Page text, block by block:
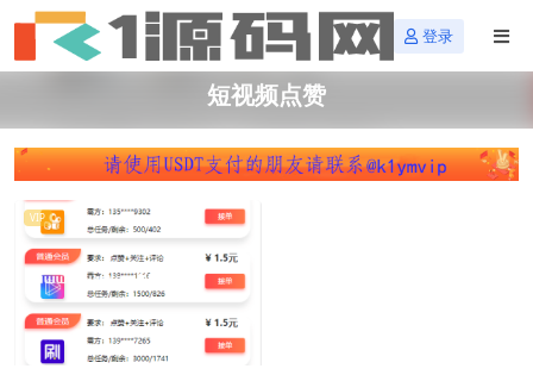
登录
短视频点赞
VIP